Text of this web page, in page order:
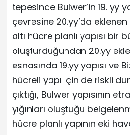
tepesinde Bulwer’in 19. yy
çevresine 20.yy’da
altı hücre planlı yapısı bir
oluşturduğundan 20.yy
esnasında 19.yy yapısı ve
hücreli yapı için de riskli
çıktığı, Bulwer yapısının
yığınları oluştuğu
hücre planlı yapının eki